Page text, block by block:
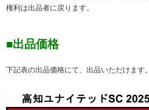
権利は出品者に戻ります。
■出品価格
下記表の出品価格にて、出品いただけます。